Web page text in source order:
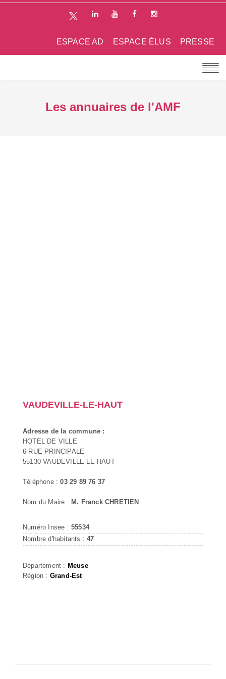
PRESSE
ESPACE ÉLUS
ESPACE AD
Les annuaires de l'AMF
VAUDEVILLE-LE-HAUT
Adresse de la commune :
HOTEL DE VILLE
6 RUE PRINCIPALE
55130 VAUDEVILLE-LE-HAUT
Téléphone :03 29 89 76 37
Nom du Maire : M. Franck CHRETIEN
Numéro Insee : 55534
Nombre d'habitants :47
Département : Meuse
Région : Grand-Est